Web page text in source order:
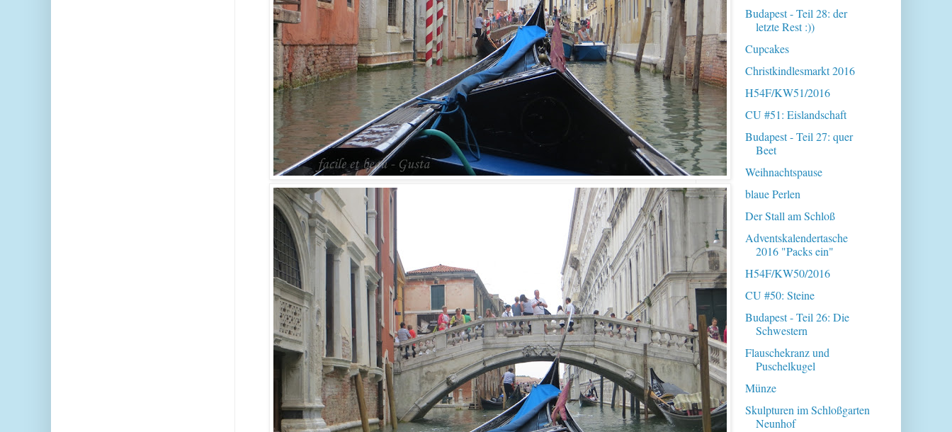
Budapest - Teil 28: der
letzte Rest :))
Cupcakes
Christkindlesmarkt 2016
H54F/KW51/2016
CU #51: Eislandschaft
Budapest - Teil 27: quer
Beet
Weihnachtspause
blaue Perlen
Der Stall am Schloß
Adventskalendertasche
2016 "Packs ein"
H54F/KW50/2016
CU #50: Steine
Budapest - Teil 26: Die
Schwestern
Flauschekranz und
Puschelkugel
Münze
Skulpturen im Schloßgarten
Neunhof